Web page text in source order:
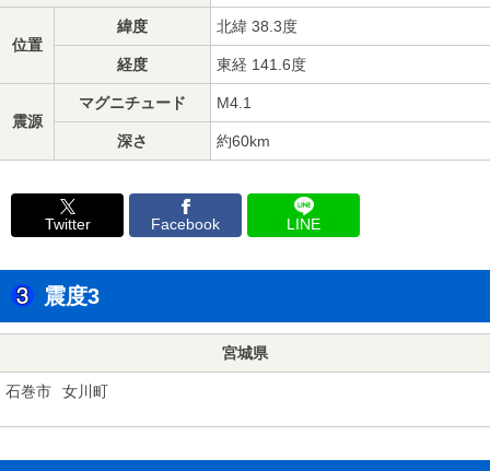
位置
緯度 北緯 38.3度
経度 東経 141.6度
震源
マグニチュード M4.1
深さ 約60km
Twitter Facebook LINE
震度3
宮城県
石巻市 女川町